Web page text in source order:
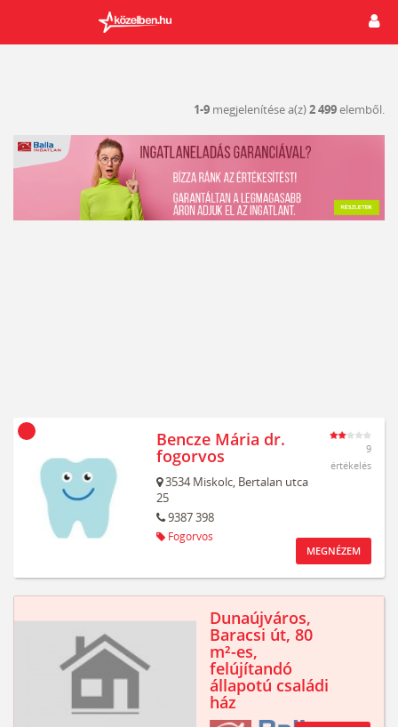
1-9 megjelenítése a(z)2 499elemből.
Bencze Mária dr.
fogorvos
3534 Miskolc, Bertalan utca
25
9387 398
Fogorvos
9
értékelés
MEGNÉZEM
Dunaújváros,
Baracsi út, 80
m²-es,
felújítandó
állapotú családi
ház